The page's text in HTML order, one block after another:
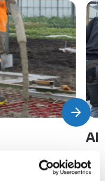
specialist
Wij
arrow_forward